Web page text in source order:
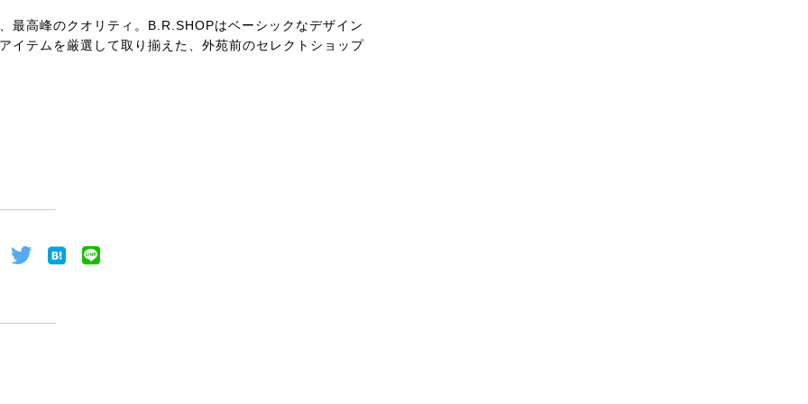
最高峰のクオリティ。B.R.SHOPはベーシックなデザイン
イテムを厳選して取り揃えた、外苑前のセレクトショップ